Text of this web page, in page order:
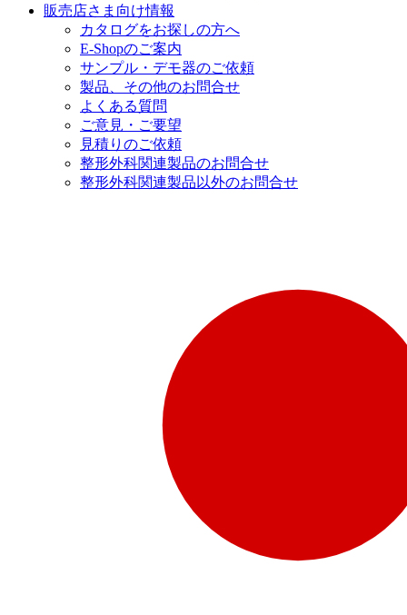
販売代理店さま向け情報​
お問合せ先、価格情報、E-Shopのご案内など販売店さ
「水頭症」とはどのような疾患なのでしょう。成人に
お問合せフォームより、ご質問をお送りください。
販売店さま向け情報
カタログをお探しの方へ
E-Shopのご案内
サンプル・デモ器のご依頼
製品、その他のお問合せ
よくある質問
ご意見・ご要望
見積りのご依頼
整形外科関連製品のお問合せ
整形外科関連製品以外のお問合せ